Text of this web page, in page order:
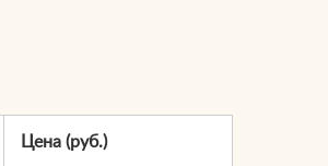
Цена (руб.)